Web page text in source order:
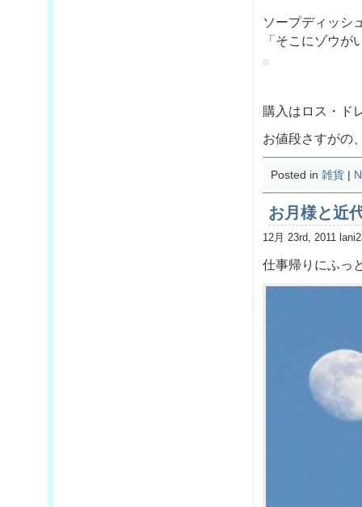
ソープディッシ
「そこにゾウ
購入はロス・ド
お値段さすがの
Posted in 雑貨 |
お月様と近
12月 23rd, 2011
仕事帰りにふっ